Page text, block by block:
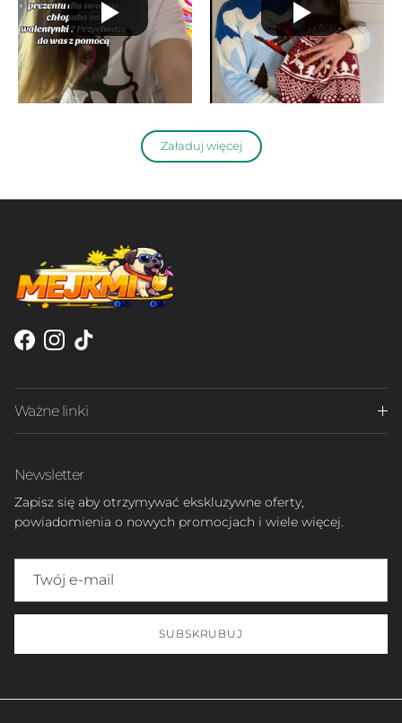
Załaduj więcej
Facebook
Instagram
TikTok
Ważne linki
Newsletter
Zapisz się aby otrzymywać ekskluzywne oferty,
powiadomienia o nowych promocjach i wiele więcej.
SUBSKRUBUJ